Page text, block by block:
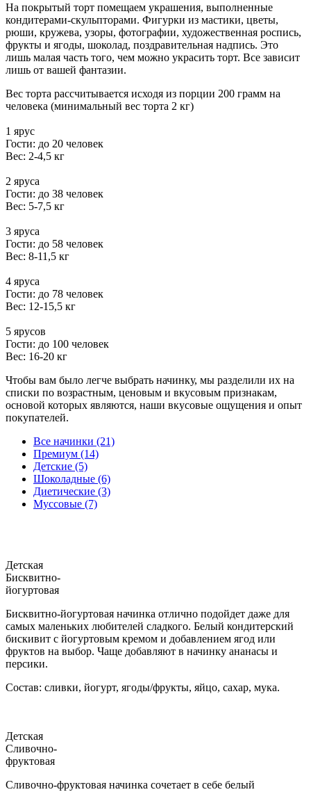
На покрытый торт помещаем украшения, выполненные
кондитерами-скульпторами. Фигурки из мастики, цветы,
рюши, кружева, узоры, фотографии, художественная роспись,
фрукты и ягоды, шоколад, поздравительная надпись. Это
лишь малая часть того, чем можно украсить торт. Все зависит
лишь от вашей фантазии.
Вес торта рассчитывается исходя из порции 200 грамм на
человека (минимальный вес торта 2 кг)
1 ярус
Гости: до 20 человек
Вес: 2-4,5 кг
2 яруса
Гости: до 38 человек
Вес: 5-7,5 кг
3 яруса
Гости: до 58 человек
Вес: 8-11,5 кг
4 яруса
Гости: до 78 человек
Вес: 12-15,5 кг
5 ярусов
Гости: до 100 человек
Вес: 16-20 кг
Чтобы вам было легче выбрать начинку, мы разделили их на
списки по возрастным, ценовым и вкусовым признакам,
основой которых являются, наши вкусовые ощущения и опыт
покупателей.
Все начинки (21)
Премиум (14)
Детские (5)
Шоколадные (6)
Диетические (3)
Муссовые (7)
Детская
Бисквитно-
йогуртовая
Бисквитно-йогуртовая начинка отлично подойдет даже для
самых маленьких любителей сладкого. Белый кондитерский
бискивит с йогуртовым кремом и добавлением ягод или
фруктов на выбор. Чаще добавляют в начинку ананасы и
персики.
Состав: сливки, йогурт, ягоды/фрукты, яйцо, сахар, мука.
Детская
Сливочно-
фруктовая
Сливочно-фруктовая начинка сочетает в себе белый